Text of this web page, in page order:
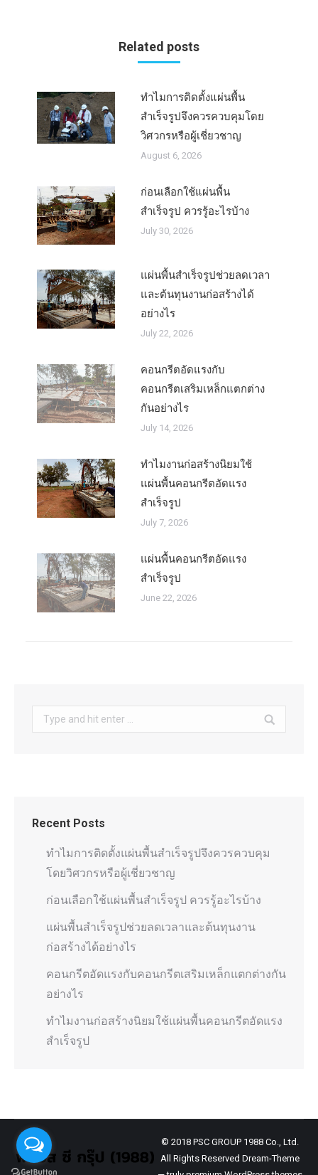
Related posts
ทำไมการติดตั้งแผ่นพื้น
สำเร็จรูปจึงควรควบคุมโดย
วิศวกรหรือผู้เชี่ยวชาญ
August 6, 2026
ก่อนเลือกใช้แผ่นพื้น
สำเร็จรูป ควรรู้อะไรบ้าง
July 30, 2026
แผ่นพื้นสำเร็จรูปช่วยลดเวลา
และต้นทุนงานก่อสร้างได้
อย่างไร
July 22, 2026
คอนกรีตอัดแรงกับ
คอนกรีตเสริมเหล็กแตกต่าง
กันอย่างไร
July 14, 2026
ทำไมงานก่อสร้างนิยมใช้
แผ่นพื้นคอนกรีตอัดแรง
สำเร็จรูป
July 7, 2026
แผ่นพื้นคอนกรีตอัดแรง
สำเร็จรูป
June 22, 2026
Search:
Recent Posts
ทำไมการติดตั้งแผ่นพื้นสำเร็จรูปจึงควรควบคุม
โดยวิศวกรหรือผู้เชี่ยวชาญ
ก่อนเลือกใช้แผ่นพื้นสำเร็จรูป ควรรู้อะไรบ้าง
แผ่นพื้นสำเร็จรูปช่วยลดเวลาและต้นทุนงาน
ก่อสร้างได้อย่างไร
คอนกรีตอัดแรงกับคอนกรีตเสริมเหล็กแตกต่างกัน
อย่างไร
ทำไมงานก่อสร้างนิยมใช้แผ่นพื้นคอนกรีตอัดแรง
สำเร็จรูป
© 2018 PSC GROUP 1988 Co., Ltd.
All Rights Reserved Dream-Theme